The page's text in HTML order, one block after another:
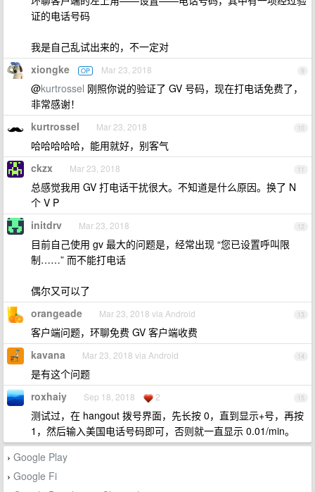
证的电话号码
我是自己乱试出来的，不一定对
9
xiongke OP Mar 23, 2018
@kurtrossel 刚照你说的验证了 GV 号码，现在打电话免费了，
非常感谢！
10
kurtrossel Mar 23, 2018
哈哈哈哈哈，能用就好，别客气
11
ckzx Mar 23, 2018
总感觉我用 GV 打电话干扰很大。不知道是什么原因。换了 N
个 V P
12
initdrv Mar 23, 2018
目前自己使用 gv 最大的问题是，经常出现 “您已设置呼叫限
制……” 而不能打电话
偶尔又可以了
13
orangeade Mar 23, 2018 via Android
客户端问题，环聊免费 GV 客户端收费
14
kavana Mar 23, 2018 via Android
是有这个问题
15
roxhaiy Sep 18, 2018 2
测试过，在 hangout 拨号界面，先长按 0，直到显示+号，再按
1，然后输入美国电话号码即可，否则就一直显示 0.01/min。
› Google Play
› Google Fi